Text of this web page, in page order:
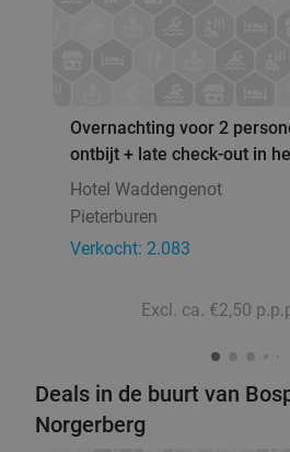
Overnachting voor 2
ontbijt + late check-out in
Hotel Waddengenot
Pieterburen
Verkocht: 2.083
Excl. ca. €2,50
Deals in de buurt van
Norgerberg